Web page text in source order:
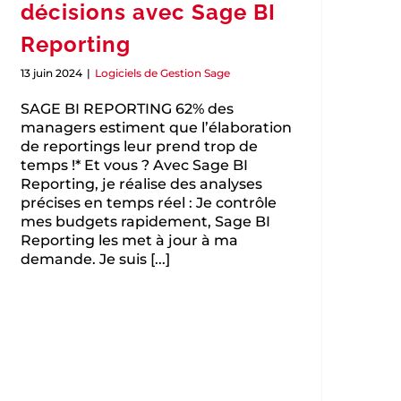
décisions avec Sage BI
Reporting
13 juin 2024 | Logiciels de Gestion Sage
SAGE BI REPORTING 62% des
managers estiment que l’élaboration
de reportings leur prend trop de
temps !* Et vous ? Avec Sage BI
Reporting, je réalise des analyses
précises en temps réel : Je contrôle
mes budgets rapidement, Sage BI
Reporting les met à jour à ma
demande. Je suis [...]